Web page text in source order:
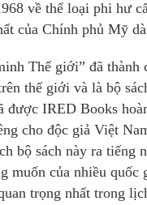
về thể loại phi hư
của Chính phủ Mỹ
Thế giới” đã
thế giới và là bộ
được IRED Books
cho độc giả Việt
bộ sách này ra tiếng
muốn của nhiều
trọng nhất trong